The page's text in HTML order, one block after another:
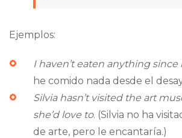
Ejemplos:
I haven’t eaten anything since
he comido nada desde el
Silvia hasn’t visited the art
she’d love to. (Silvia no ha
de arte, pero le encantaría.)